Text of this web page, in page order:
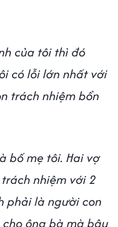
của tôi thì đó
có lỗi lớn nhất với
trách nhiệm bổn
bố mẹ tôi. Hai vợ
nhiệm với 2
phải là người con
ông bà mà bâu